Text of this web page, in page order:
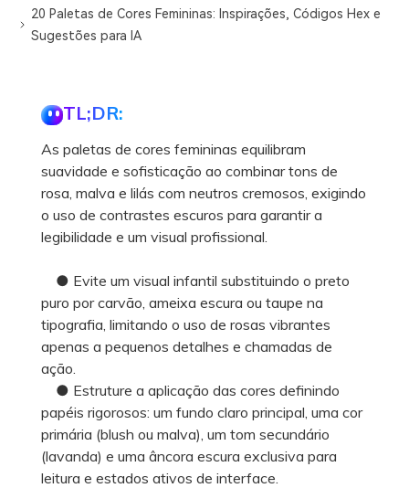
20 Paletas de Cores Femininas: Inspirações, Códigos Hex e
Sugestões para IA
TL;DR:
As paletas de cores femininas equilibram
suavidade e sofisticação ao combinar tons de
rosa, malva e lilás com neutros cremosos, exigindo
o uso de contrastes escuros para garantir a
legibilidade e um visual profissional.
● Evite um visual infantil substituindo o preto
puro por carvão, ameixa escura ou taupe na
tipografia, limitando o uso de rosas vibrantes
apenas a pequenos detalhes e chamadas de
ação.
● Estruture a aplicação das cores definindo
papéis rigorosos: um fundo claro principal, uma cor
primária (blush ou malva), um tom secundário
(lavanda) e uma âncora escura exclusiva para
leitura e estados ativos de interface.